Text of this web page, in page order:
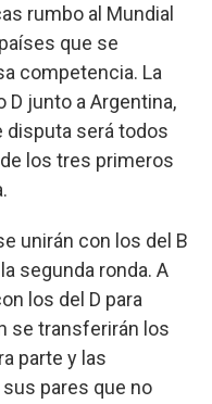
rumbo al Mundial
que se
competencia. La
D junto a Argentina,
disputa será todos
los tres primeros
unirán con los del B
segunda ronda. A
los del D para
se transferirán los
parte y las
pares que no